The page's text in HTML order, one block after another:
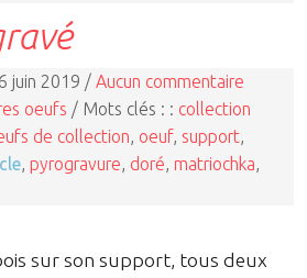
juin 2019 / Aucun commentaire
oeufs / Mots clés : : collection
de collection oeuf, support
pyrogravure doré matriochka
sur son support, tous deux